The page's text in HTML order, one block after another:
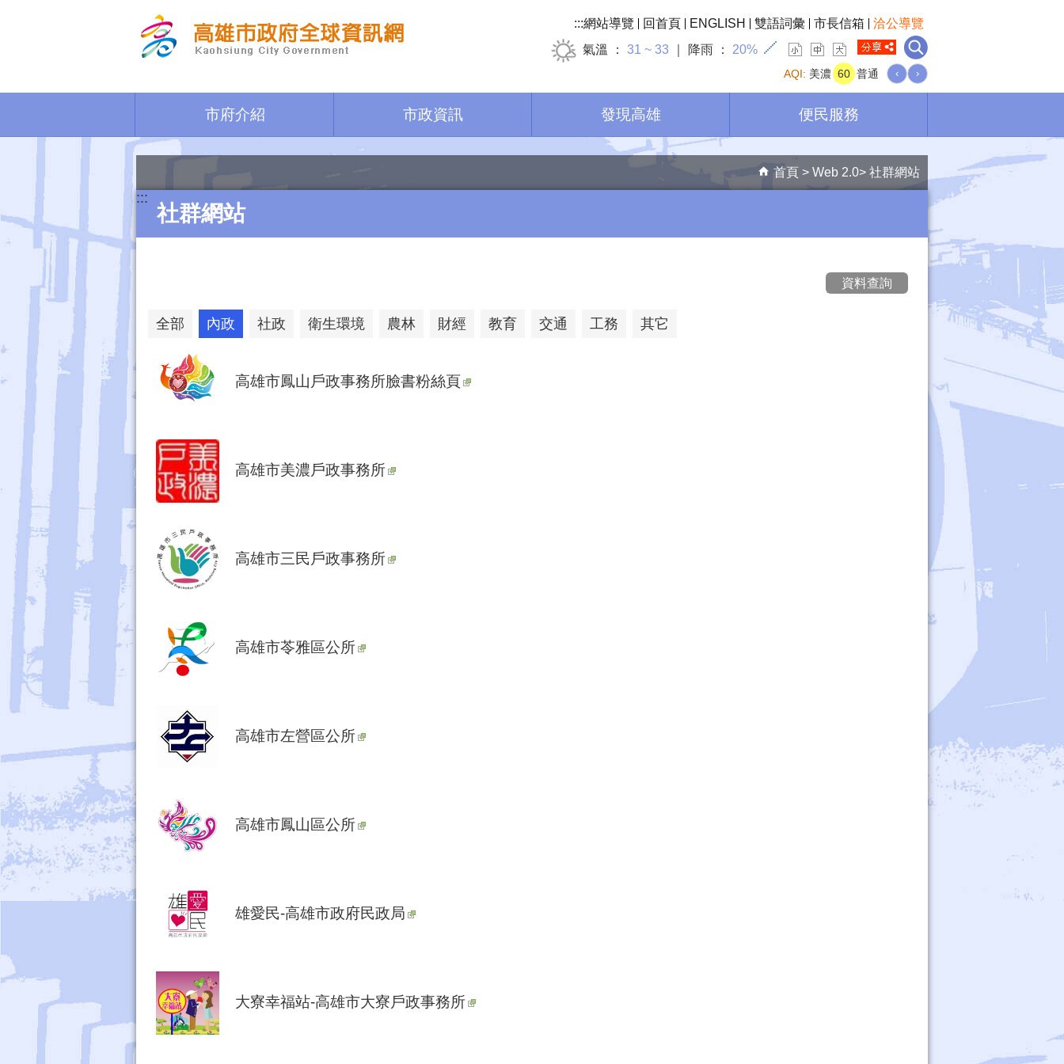
:::網站導覽 回首頁 ENGLISH 雙語詞彙 市長信箱
洽公導覽
氣溫
31 ~ 33 降雨 20%
AQI: 美濃 60 普通 ‹ ›
市府介紹 市政資訊 發現高雄 便民服務
:::
首頁 Web 2.0 社群網站
社群網站
資料查詢
全部 內政 社政 衛生環境 農林 財經 教育 交通 工務 其它
高雄市鳳山戶政事務所臉書粉絲頁
高雄市美濃戶政事務所
高雄市三民戶政事務所
高雄市苓雅區公所
高雄市左營區公所
高雄市鳳山區公所
雄愛民-高雄市政府民政局
大寮幸福站-高雄市大寮戶政事務所